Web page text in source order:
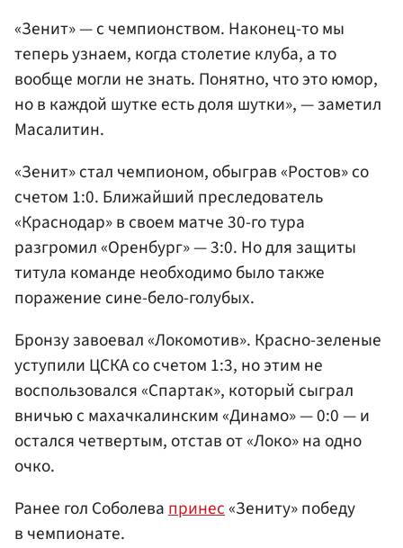
«Зенит» — с чемпионством. Наконец-то мы
теперь узнаем, когда столетие клуба, а то
вообще могли не знать. Понятно, что это юмор,
но в каждой шутке есть доля шутки», — заметил
Масалитин.
«Зенит» стал чемпионом, обыграв «Ростов» со
счетом 1:0. Ближайший преследователь
«Краснодар» в своем матче 30-го тура
разгромил «Оренбург» — 3:0. Но для защиты
титула команде необходимо было также
поражение сине-бело-голубых.
Бронзу завоевал «Локомотив». Красно-зеленые
уступили ЦСКА со счетом 1:3, но этим не
воспользовался «Спартак», который сыграл
вничью с махачкалинским «Динамо» — 0:0 — и
остался четвертым, отстав от «Локо» на одно
очко.
Ранее гол Соболевапринес«Зениту» победу
в чемпионате.